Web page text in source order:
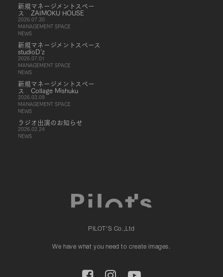
新規マネージメントスペー
ス ZAIMOKU HOUSE
2026.07.30
MANAGEMENT SPACE
NEWS
新規マネージメントスペース
studioD’z
2026.07.01
MANAGEMENT SPACE
NEWS
新規マネージメントスペー
ス Collage Mishuku
2026.03.09
MANAGEMENT SPACE
NEWS
ラジオ出演のお知らせ
2026.02.24
NEWS
PILOT'S Co.,Ltd
We have what you need to create images.